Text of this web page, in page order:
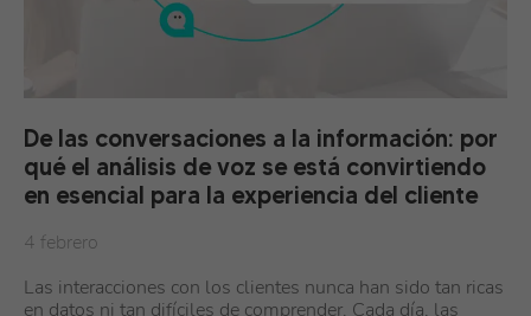
De las conversaciones a la información: por
qué el análisis de voz se está convirtiendo
en esencial para la experiencia del cliente
4 febrero
Las interacciones con los clientes nunca han sido tan ricas
en datos ni tan difíciles de comprender. Cada día, las